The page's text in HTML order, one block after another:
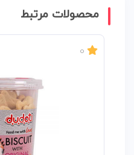
محصولات مرتبط
0